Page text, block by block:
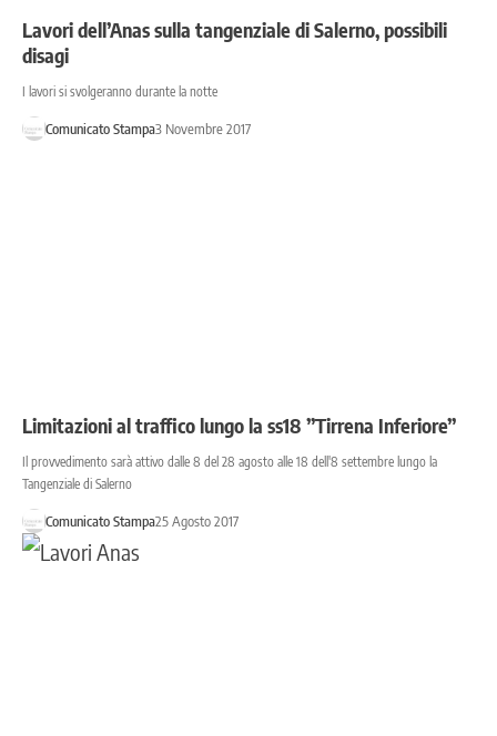
Lavori dell’Anas sulla tangenziale di Salerno, possibili
disagi
I lavori si svolgeranno durante la notte
Comunicato Stampa3 Novembre 2017
Limitazioni al traffico lungo la ss18 ”Tirrena Inferiore”
Il provvedimento sarà attivo dalle 8 del 28 agosto alle 18 dell'8 settembre lungo la
Tangenziale di Salerno
Comunicato Stampa25 Agosto 2017